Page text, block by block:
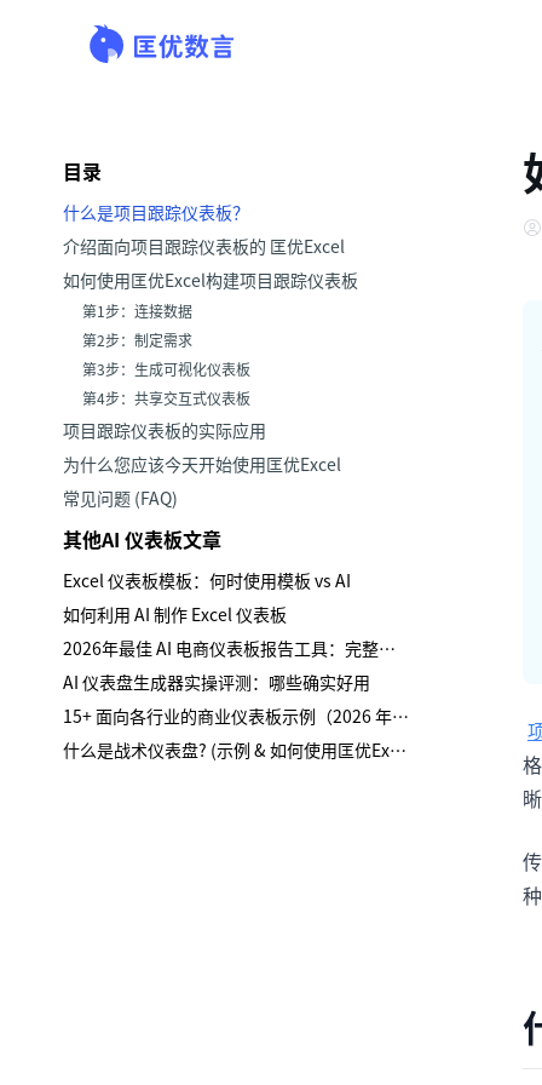
目录
什么是项目跟踪仪表板？
介绍面向项目跟踪仪表板的 匡优Excel
如何使用匡优Excel构建项目跟踪仪表板
第1步：连接数据
第2步：制定需求
第3步：生成可视化仪表板
第4步：共享交互式仪表板
项目跟踪仪表板的实际应用
为什么您应该今天开始使用匡优Excel
常见问题 (FAQ)
其他AI 仪表板文章
Excel 仪表板模板：何时使用模板 vs AI
如何利用 AI 制作 Excel 仪表板
2026年最佳 AI 电商仪表板报告工具：完整购买指南
AI 仪表盘生成器实操评测：哪些确实好用
15+ 面向各行业的商业仪表板示例（2026 年，AI 与如何构建）
什么是战术仪表盘? (示例 & 如何使用匡优Excel构建)